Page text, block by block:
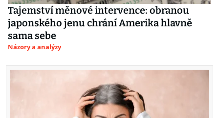
Tajemství měnové intervence: obranou
japonského jenu chrání Amerika hlavně
sama sebe
Názory a analýzy